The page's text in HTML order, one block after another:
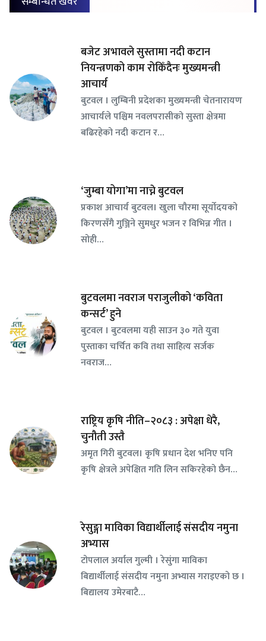
बजेट अभावले सुस्तामा नदी कटान
नियन्त्रणको काम रोकिँदैनः मुख्यमन्त्री
आचार्य
बुटवल । लुम्बिनी प्रदेशका मुख्यमन्त्री चेतनारायण
आचार्यले पश्चिम नवलपरासीको सुस्ता क्षेत्रमा
बढिरहेको नदी कटान र…
‘जुम्बा योगा’मा नाच्ने बुटवल
प्रकाश आचार्य बुटवल। खुला चौरमा सूर्योदयको
किरणसँगै गुञ्जिने सुमधुर भजन र विभिन्न गीत ।
सोही…
बुटवलमा नवराज पराजुलीको ‘कविता
कन्सर्ट’ हुने
बुटवल । बुटवलमा यही साउन ३० गते युवा
पुस्ताका चर्चित कवि तथा साहित्य सर्जक
नवराज…
राष्ट्रिय कृषि नीति–२०८३ : अपेक्षा धेरै,
चुनौती उस्तै
अमृत गिरी बुटवल। कृषि प्रधान देश भनिए पनि
कृषि क्षेत्रले अपेक्षित गति लिन सकिरहेको छैन…
रेसुङ्गा माविका विद्यार्थीलाई संसदीय नमुना
अभ्यास
टोपलाल अर्याल गुल्मी । रेसुंगा माविका
बिद्यार्थीलाई संसदीय नमुना अभ्यास गराइएको छ ।
बिद्यालय उमेरबाटै…